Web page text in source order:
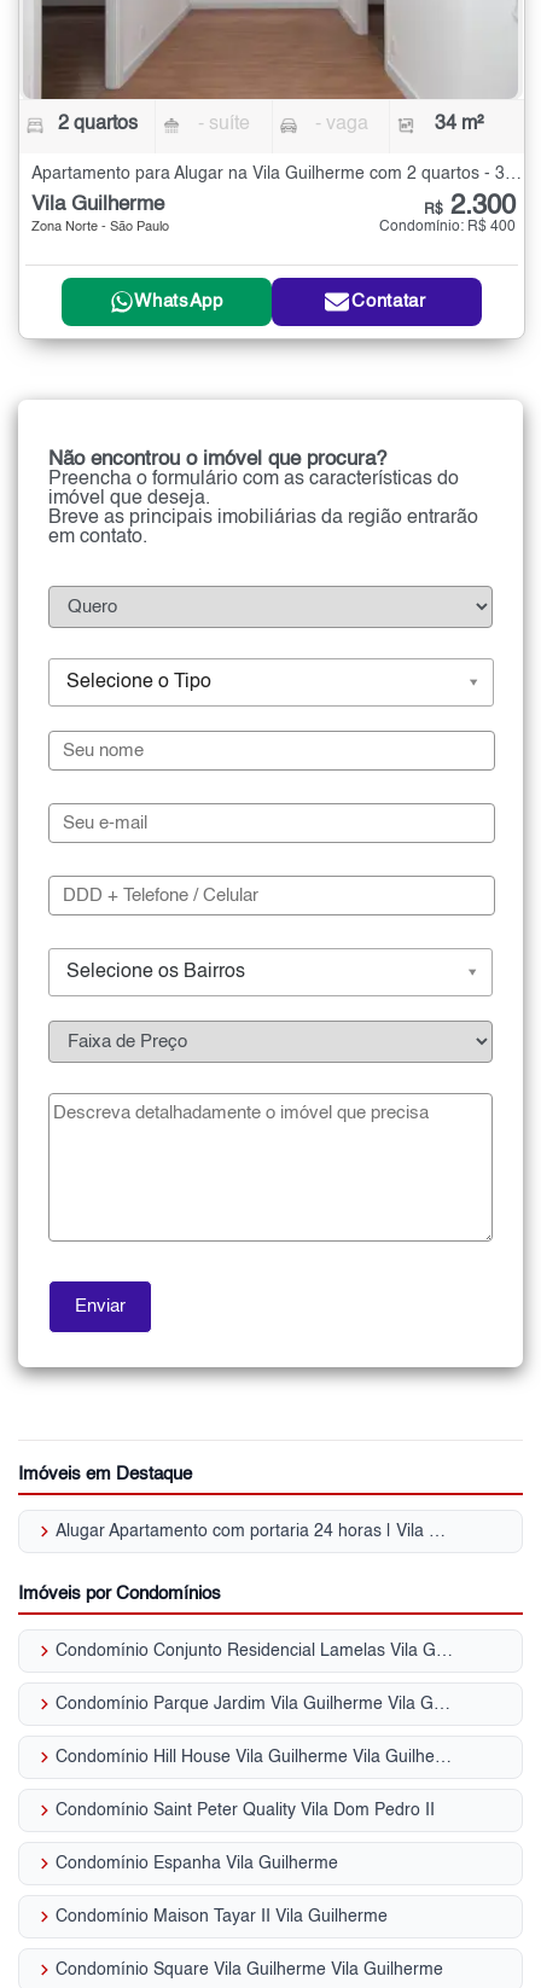
2 quartos - suíte - vaga 34 m²
Vila Guilherme
Zona Norte - São Paulo
R$ 2.300
Condomínio: R$ 400
WhatsApp Contatar
Não encontrou o imóvel que procura?
Preencha o formulário com as características do
imóvel que deseja.
Breve as principais imobiliárias da região entrarão
em contato.
Selecione o Tipo
Selecione os Bairros
Imóveis em Destaque
keyboard_arrow_right Alugar Apartamento com portaria 24 horas | Vila Guilherme
Imóveis por Condomínios
keyboard_arrow_right Condomínio Conjunto Residencial Lamelas Vila Guilherme
keyboard_arrow_right Condomínio Parque Jardim Vila Guilherme Vila Guilherme
keyboard_arrow_right Condomínio Hill House Vila Guilherme Vila Guilherme
keyboard_arrow_right Condomínio Saint Peter Quality Vila Dom Pedro II
keyboard_arrow_right Condomínio Espanha Vila Guilherme
keyboard_arrow_right Condomínio Maison Tayar II Vila Guilherme
keyboard_arrow_right Condomínio Square Vila Guilherme Vila Guilherme